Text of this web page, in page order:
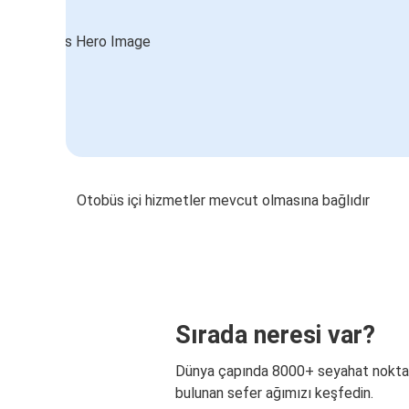
Otobüs içi hizmetler mevcut olmasına bağlıdır
Sırada neresi var?
Dünya çapında 8000+ seyahat
bulunan sefer ağımızı keşfedin.